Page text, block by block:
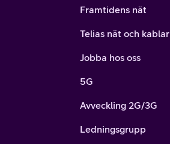
Framtidens nät
Telias nät och kablar
Jobba hos oss
5G
Avveckling 2G/3G
Ledningsgrupp